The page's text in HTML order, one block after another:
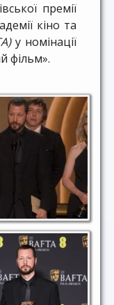
премії
кіно та
у номінації
фільм».